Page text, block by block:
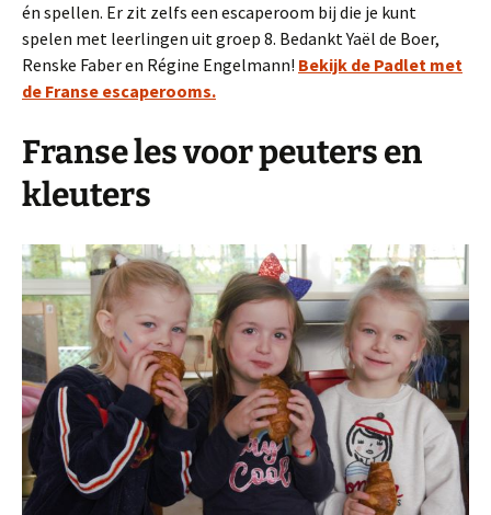
én spellen. Er zit zelfs een escaperoom bij die je kunt
spelen met leerlingen uit groep 8. Bedankt Yaël de Boer,
Renske Faber en Régine Engelmann! Bekijk de Padlet met
de Franse escaperooms.
Franse les voor peuters en
kleuters